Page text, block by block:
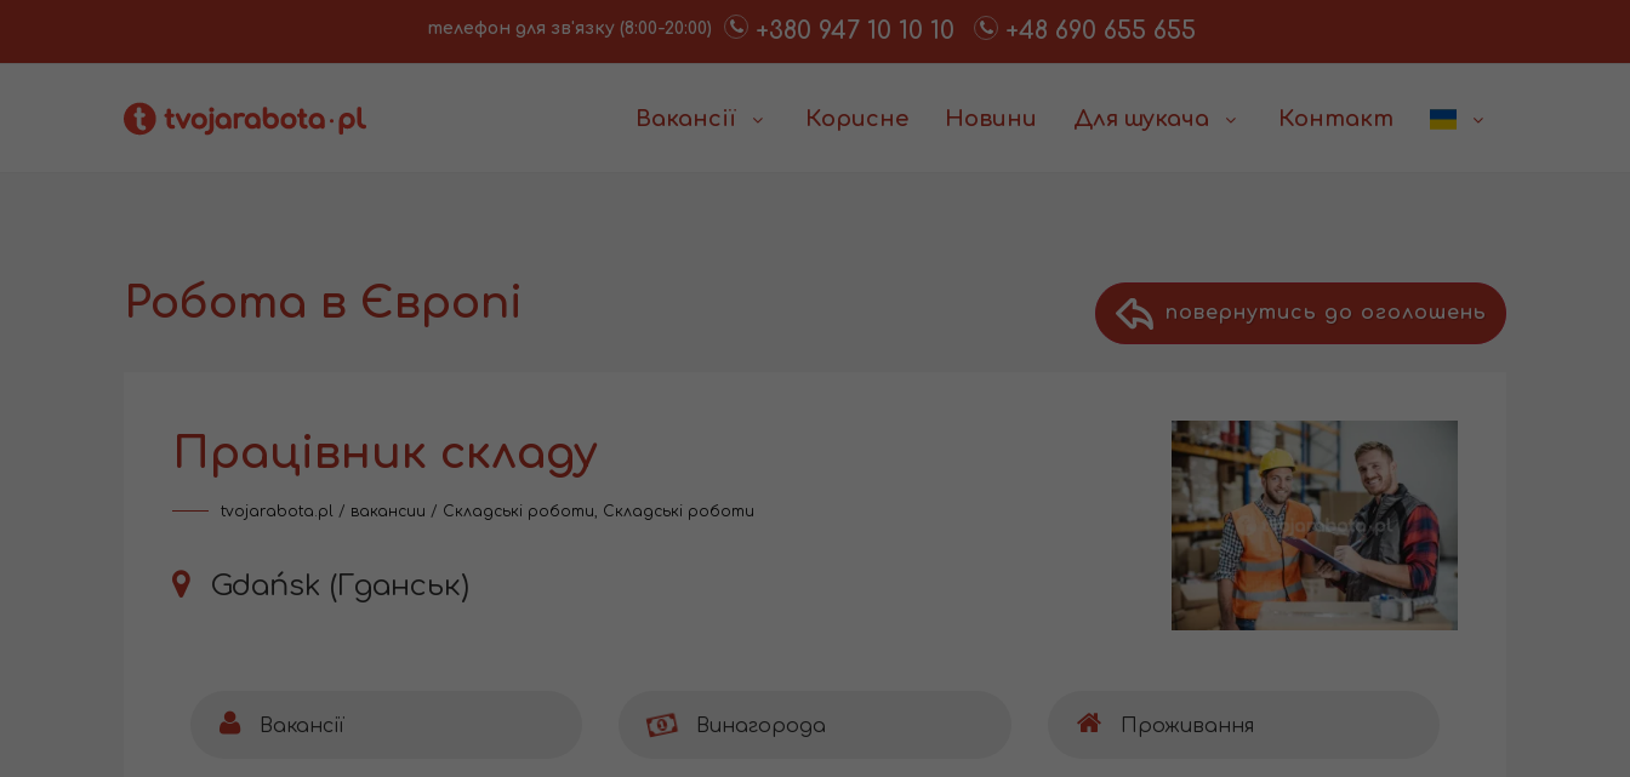
телефон для зв'язку (8:00-20:00) +380 947 10 10 10 +48 690 655 655
Вакансії Корисне Новини Для шукача Контакт
повернутись до оголошень
Робота в Європі
Працівник складу
tvojarabota.pl / вакансии / Складські роботи, Складські роботи
Gdańsk (Гданськ)
Вакансії Винагорода Проживання